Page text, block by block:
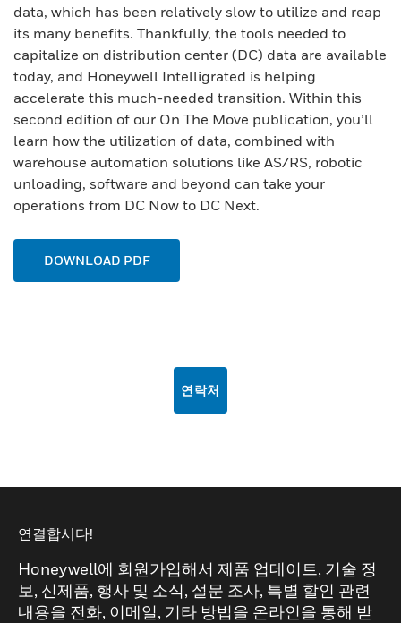
data, which has been relatively slow to utilize and reap
its many benefits. Thankfully, the tools needed to
capitalize on distribution center (DC) data are available
today, and Honeywell Intelligrated is helping
accelerate this much-needed transition. Within this
second edition of our On The Move publication, you’ll
learn how the utilization of data, combined with
warehouse automation solutions like AS/RS, robotic
unloading, software and beyond can take your
operations from DC Now to DC Next.
DOWNLOAD PDF
연락처
연결합시다!
Honeywell에 회원가입해서 제품 업데이트, 기술 정
보, 신제품, 행사 및 소식, 설문 조사, 특별 할인 관련
내용을 전화, 이메일, 기타 방법을 온라인을 통해 받